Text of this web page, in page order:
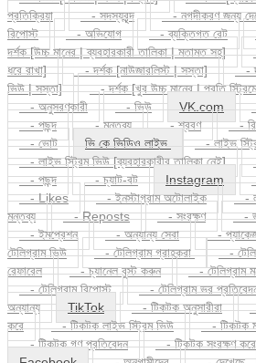
রিপোস্ট
- অভিযোগ - ব্যক্তিগত রেট
দর্শক [উচ্চ মানের | ব্যবহারকারী তালিকা | মতামত সহ]
ধরে রাখা]
- দর্শক [নাউজারলিস্ট | সস্তা]
-
ভিউ | সস্তা]
- দর্শক [খুব উচ্চ মানের | প্রতি স্ট্রিমে
- অনুসরণকারী
- ভিউ VK.com
- পছন্দ
- মন্তব্য - শ্রবণ -
- ভোট
ভি কে ভিডিও লাইভ
- লাইভ
- লাইভ স্ট্রিম ভিউ [ব্যবহারকারীর তালিকা নেই]
- পছন্দ
- চ্যাট-বট Instagram
- Likes
- ইনস্টাগ্রাম অটোলাইক -
মন্তব্য
- Reposts - সংরক্ষণ -
- ইমপ্রেশন
- অন্যান্য সেবা -
টেলিগ্রাম ভিউ
- টেলিগ্রাম গ্রাহকরা -
রেফারেল
- চ্যানেল বুস্ট করুন - টেলিগ্রাম
- টেলিগ্রাম রিপোস্ট
- টেলিগ্রাম ভর
অন্যান্য
TikTok - টিকটক অনুসারীরা -
করে
- টিকটক লাইভ স্ট্রিম ভিউ - টিকটক
- টিকটক গণ প্রতিবেদন
- টিকটক সংরক্ষণ করে
Facebook
- অনুগামীদের - দেখেছে